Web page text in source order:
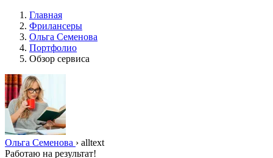
Главная
Фрилансеры
Ольга Семенова
Портфолио
Обзор сервиса
Ольга Семенова › alltext
Работаю на результат!